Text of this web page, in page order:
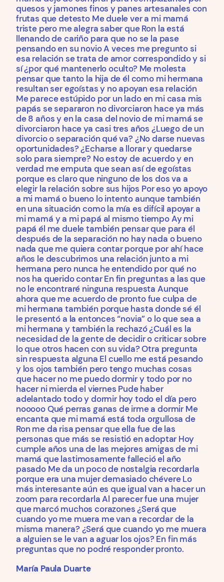
quesos y jamones finos y panes artesanales con
frutas que detesto Me duele ver a mi mamá
triste pero me alegra saber que Ron la está
llenando de cariño para que no se la pase
pensando en su novio A veces me pregunto si
esa relación se trata de amor correspondido y si
sí ¿por qué mantenerlo oculto? Me molesta
pensar que tanto la hija de él como mi hermana
resultan ser egoístas y no apoyan esa relación
Me parece estúpido por un lado en mi casa mis
papás se separaron no divorciaron hace ya más
de 8 años y en la casa del novio de mi mamá se
divorciaron hace ya casi tres años ¿Luego de un
divorcio o separación qué va? ¿No darse nuevas
oportunidades? ¿Echarse a llorar y quedarse
solo para siempre? No estoy de acuerdo y en
verdad me emputa que sean así de egoístas
porque es claro que ninguno de los dos va a
elegir la relación sobre sus hijos Por eso yo apoyo
a mi mamá o bueno lo intento aunque también
en una situación como la mía es difícil apoyar a
mi mamá y a mi papá al mismo tiempo Ay mi
papá él me duele también pensar que para él
después de la separación no hay nada o bueno
nada que me quiera contar porque por ahí hace
años le descubrimos una relación junto a mi
hermana pero nunca he entendido por qué no
nos ha querido contar En fin preguntas a las que
no le encontraré ninguna respuesta Aunque
ahora que me acuerdo de pronto fue culpa de
mi hermana también porque hasta donde sé él
le presentó a la entonces “novia” o lo que sea a
mi hermana y también la rechazó ¿Cuál es la
necesidad de la gente de decidir o criticar sobre
lo que otros hacen con su vida? Otra pregunta
sin respuesta alguna El cuello me está pesando
y los ojos también pero tengo muchas cosas
que hacer no me puedo dormir y todo por no
hacer ni mierda el viernes Pude haber
adelantado todo y dormir hoy todo el día pero
nooooo Qué perras ganas de irme a dormir Me
encanta que mi mamá está toda orgullosa de
Ron me da risa pensar que ella fue de las
personas que más se resistió en adoptar Hoy
cumple años una de las mejores amigas de mi
mamá que lastimosamente falleció el año
pasado Me da un poco de nostalgia recordarla
porque era una mujer demasiado chévere Lo
más interesante aún es que igual van a hacer un
zoom para recordarla Al parecer fue una mujer
que marcó muchos corazones ¿Será que
cuando yo me muera me van a recordar de la
misma manera? ¿Será que cuando yo me muera
a alguien se le van a aguar los ojos? En fin más
preguntas que no podré responder pronto.
María Paula Duarte